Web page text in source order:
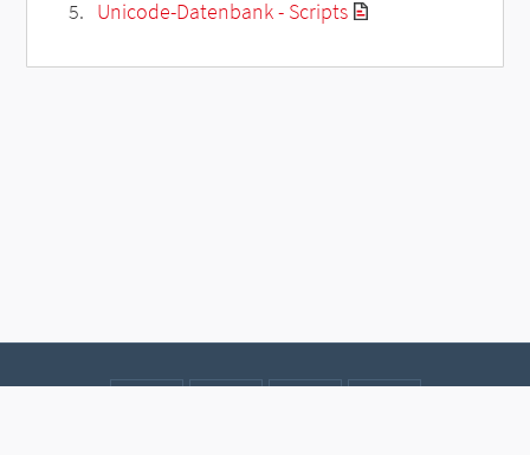
Unicode-Datenbank - Scripts